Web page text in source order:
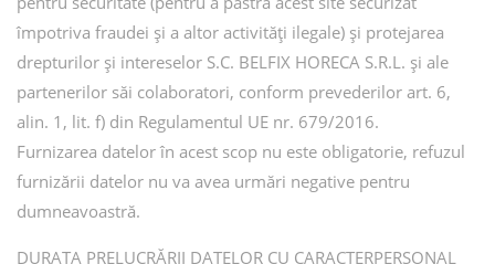
împotriva fraudei și a altor activități ilegale) și protejarea
drepturilor și intereselor S.C. BELFIX HORECA S.R.L. și ale
partenerilor săi colaboratori, conform prevederilor art. 6,
alin. 1, lit. f) din Regulamentul UE nr. 679/2016.
Furnizarea datelor în acest scop nu este obligatorie, refuzul
furnizării datelor nu va avea urmări negative pentru
dumneavoastră.
DURATA PRELUCRĂRII DATELOR CU CARACTERPERSONAL